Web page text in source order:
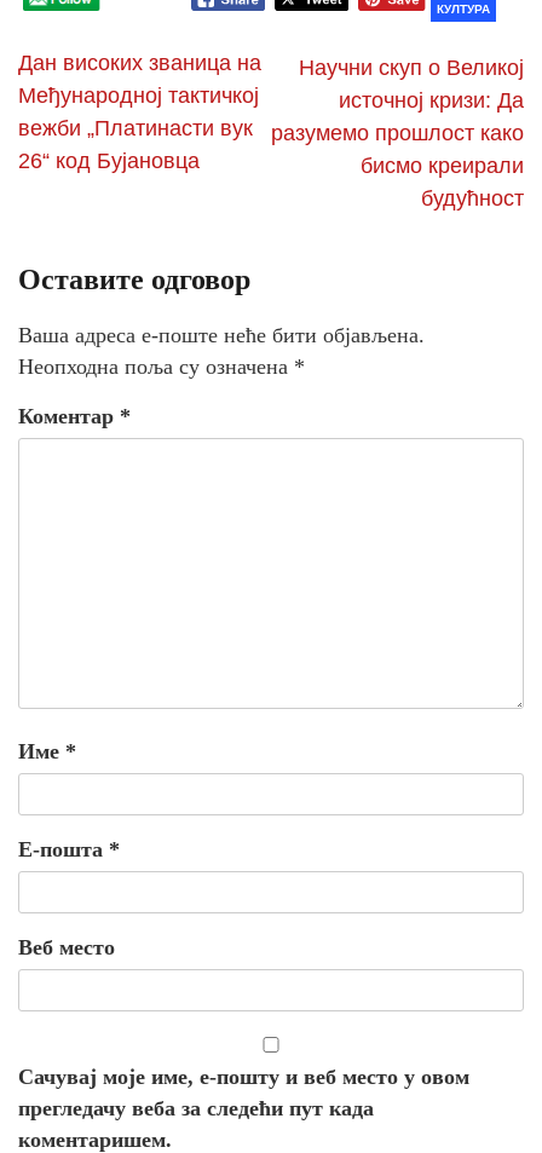
КУЛТУРА
Дан високих званица на
Међународној тактичкој
вежби „Платинасти вук
26“ код Бујановца
Научни скуп о Великој
источној кризи: Да
разумемо прошлост како
бисмо креирали
будућност
Оставите одговор
Ваша адреса е-поште неће бити објављена.
Неопходна поља су означена *
Коментар *
Име *
Е-пошта *
Веб место
Сачувај моје име, е-пошту и веб место у овом
прегледачу веба за следећи пут када
коментаришем.